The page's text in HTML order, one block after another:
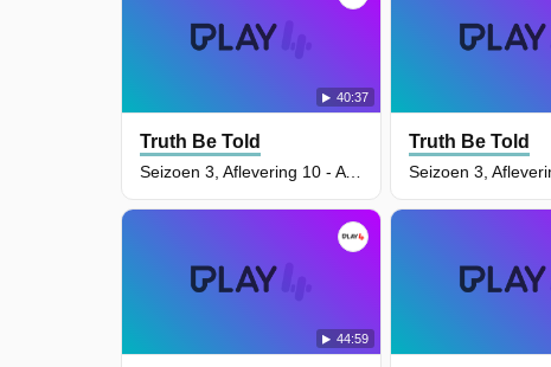
40:37
Truth Be Told
Seizoen 3, Aflevering 10 - A kiss not mine alone
Truth Be Told
44:59